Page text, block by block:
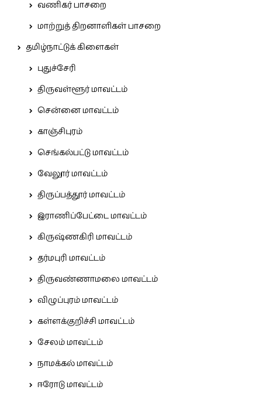
வணிகர் பாசறை
மாற்றுத் திறனாளிகள் பாசறை
தமிழ்நாட்டுக் கிளைகள்
புதுச்சேரி
திருவள்ளூர் மாவட்டம்
சென்னை மாவட்டம்
காஞ்சிபுரம்
செங்கல்பட்டு மாவட்டம்
வேலூர் மாவட்டம்
திருப்பத்தூர் மாவட்டம்
இராணிப்பேட்டை மாவட்டம்
கிருஷ்ணகிரி மாவட்டம்
தர்மபுரி மாவட்டம்
திருவண்ணாமலை மாவட்டம்
விழுப்புரம் மாவட்டம்
கள்ளக்குறிச்சி மாவட்டம்
சேலம் மாவட்டம்
நாமக்கல் மாவட்டம்
ஈரோடு மாவட்டம்